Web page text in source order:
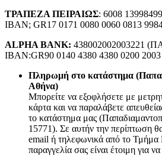
ΤΡΑΠΕΖΑ ΠΕΙΡΑΙΩΣ: 6008
IBAN; GR17 0171 0080 0060 0813
ALPHA BANK: 438002002003221
IBAN:GR90 0140 4380 4380 0200 2003
Πληρωμή στο κατάστημα
Αθήνα)
Μπορείτε να εξοφλήσετε με
κάρτα και να παραλάβετε
το κατάστημα μας
15771). Σε αυτήν την περίπτωση
email ή τηλεφωνικά από το
παραγγελία σας είναι έτοιμη για